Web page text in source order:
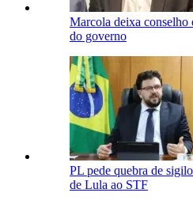
Marcola deixa conselho
do governo
PL pede quebra de
de Lula ao STF